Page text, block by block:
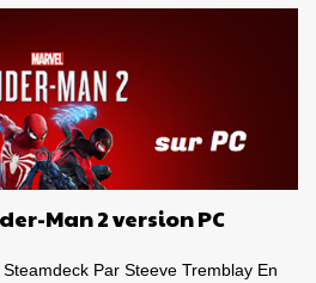
Man 2 version PC
Par Steeve Tremblay En